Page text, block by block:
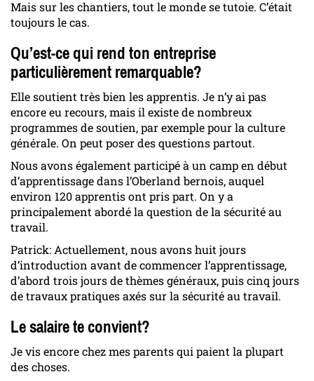
Mais sur les chantiers, tout le monde se tutoie. C’était
toujours le cas.
Qu’est-ce qui rend ton entreprise
particulièrement remarquable?
Elle soutient très bien les apprentis. Je n’y ai pas
encore eu recours, mais il existe de nombreux
programmes de soutien, par exemple pour la culture
générale. On peut poser des questions partout.
Nous avons également participé à un camp en début
d’apprentissage dans l’Oberland bernois, auquel
environ 120 apprentis ont pris part. On y a
principalement abordé la question de la sécurité au
travail.
Patrick: Actuellement, nous avons huit jours
d’introduction avant de commencer l’apprentissage,
d’abord trois jours de thèmes généraux, puis cinq jours
de travaux pratiques axés sur la sécurité au travail.
Le salaire te convient?
Je vis encore chez mes parents qui paient la plupart
des choses.